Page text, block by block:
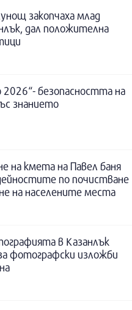
закопчаха млад
дал положителна
безопасността на
знанието
на кмета на Павел баня
по почистване
на населените места
в Казанлък
фотографски изложби